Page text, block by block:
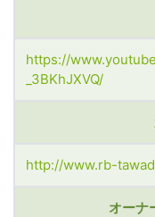
https://
_3BKhJXVQ/
http://www.rb-
オーナ